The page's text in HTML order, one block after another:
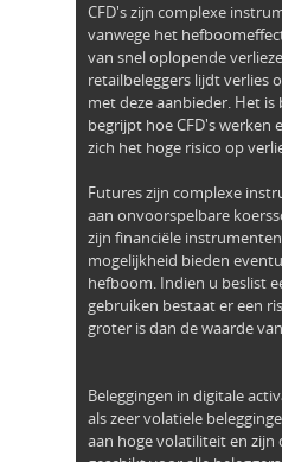
CFD's zijn complexe
vanwege het
van snel oplopende
retailbeleggers lijdt verlies
met deze aanbieder. Het
begrijpt hoe CFD's werken
zich het hoge risico op
Futures zijn complexe
aan onvoorspelbare
zijn financiële
mogelijkheid bieden
hefboom. Indien u beslist
gebruiken bestaat er een
groter is dan de waarde
Beleggingen in digitale
als zeer volatiele
aan hoge volatiliteit en